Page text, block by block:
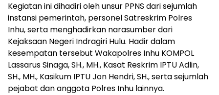
Kegiatan ini dihadiri oleh unsur PPNS dari sejumlah
instansi pemerintah, personel Satreskrim Polres
Inhu, serta menghadirkan narasumber dari
Kejaksaan Negeri Indragiri Hulu. Hadir dalam
kesempatan tersebut Wakapolres Inhu KOMPOL
Lassarus Sinaga, SH., MH., Kasat Reskrim IPTU Adlin,
SH., MH., Kasikum IPTU Jon Hendri, SH., serta sejumlah
pejabat dan anggota Polres Inhu lainnya.